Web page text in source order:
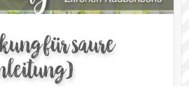
für saure